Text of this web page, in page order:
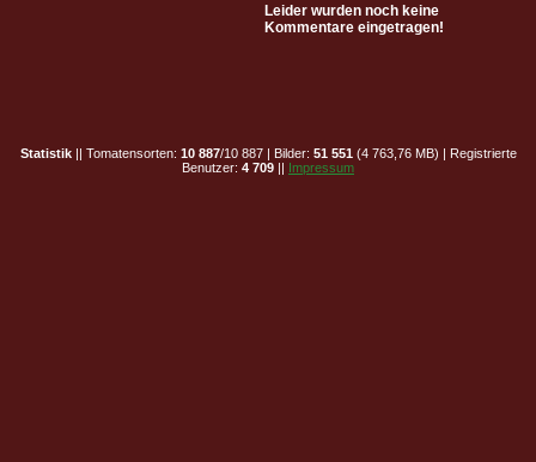
Leider wurden noch keine
Kommentare eingetragen!
Statistik|| Tomatensorten: 10 887/10 887 | Bilder: 51 551 (4 763,76 MB) | Registrierte
Benutzer: 4 709 || Impressum